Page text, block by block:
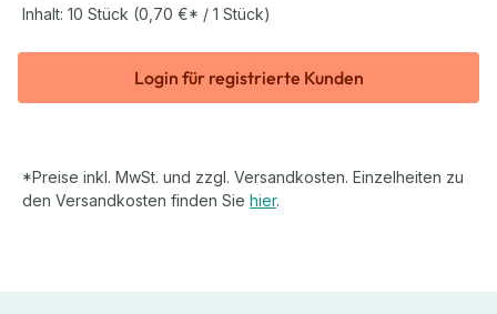
Inhalt: 10 Stück (0,70 €* / 1 Stück)
Login für registrierte Kunden
*Preise inkl. MwSt. und zzgl. Versandkosten. Einzelheiten zu
den Versandkosten finden Sie hier.